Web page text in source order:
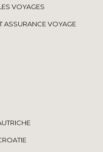
VOYAGES
ASSURANCE VOYAGE